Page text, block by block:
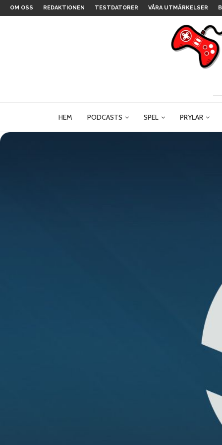
OM OSS REDAKTIONEN TESTDATORER VÅRA UTMÄRKELSER
HEM PODCASTS SPEL PRYLAR